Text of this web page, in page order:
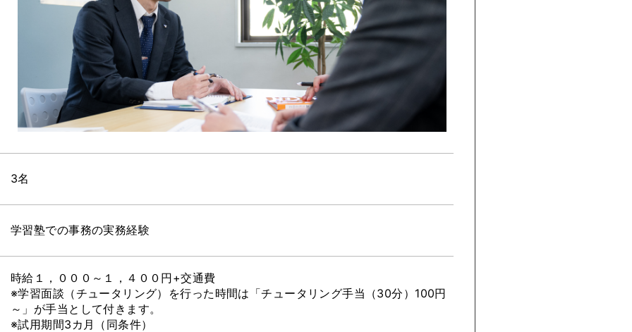
3名
学習塾での事務の実務経験
時給１，０００～１，４００円+交通費
※学習面談（チュータリング）を行った時間は「チュータリング手当（30分）100円
～」が手当として付きます。
※試用期間3カ月（同条件）